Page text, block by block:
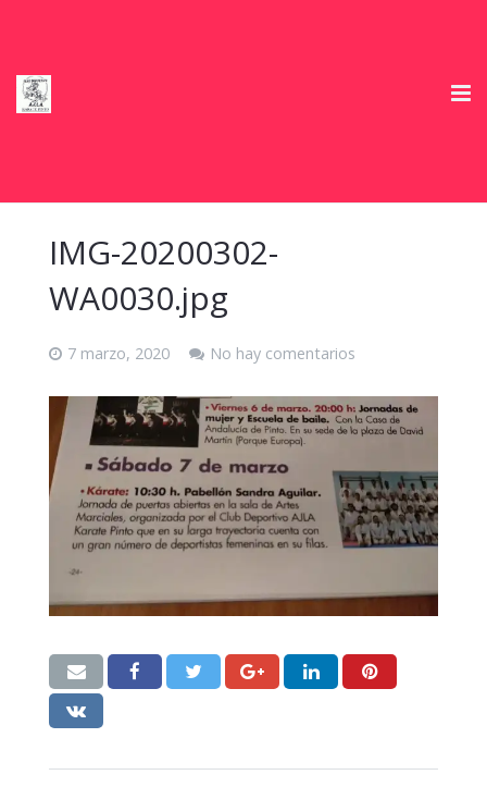
Información e Inscripciones temporada 2026/27
Ofertas Colaboradores
IMG-20200302-
WA0030.jpg
7 marzo, 2020 No hay comentarios